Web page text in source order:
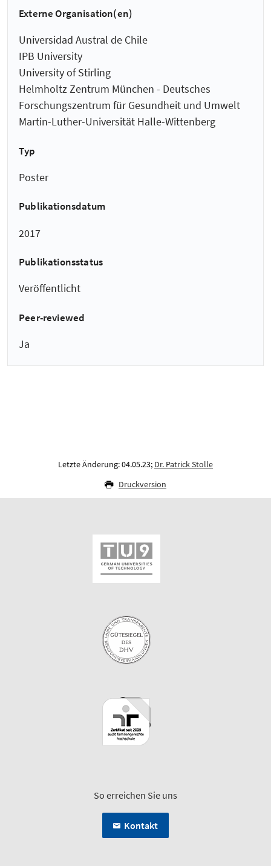
Externe Organisation(en)
Universidad Austral de Chile
IPB University
University of Stirling
Helmholtz Zentrum München - Deutsches
Forschungszentrum für Gesundheit und Umwelt
Martin-Luther-Universität Halle-Wittenberg
Typ
Poster
Publikationsdatum
2017
Publikationsstatus
Veröffentlicht
Peer-reviewed
Ja
Letzte Änderung: 04.05.23; Dr. Patrick Stolle
Druckversion
So erreichen Sie uns
Kontakt